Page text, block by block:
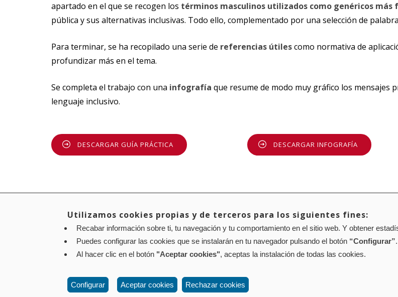
apartado en el que se recogen los términos masculinos utilizados como genéricos
pública y sus alternativas inclusivas. Todo ello, complementado por una selección de
Para terminar, se ha recopilado una serie de referencias útilescomo normativa de
profundizar más en el tema.
Se completa el trabajo con una infografía que resume de modo muy gráfico los mensajes
lenguaje inclusivo.
DESCARGAR GUÍA PRÁCTICA DESCARGAR INFOGRAFÍA
Aviso legal Política de privacidad Política de cookies Mapa web Configuración de cookies
: Paseo de Sarasate nº 38, 2º Dcha - 31001 Pamplona (Navarra) Tel.: 848 42 08 72
Utilizamos cookies propias y de terceros para los siguientes fines:
Recabar información sobre ti, tu navegación y tu comportamiento en el sitio web. Y obtener
Puedes configurar las cookies que se instalarán en tu navegador pulsando el botón “Configurar”.
Al hacer clic en el botón "Aceptar cookies", aceptas la instalación de todas las cookies.
Configurar Aceptar cookies Rechazar cookies